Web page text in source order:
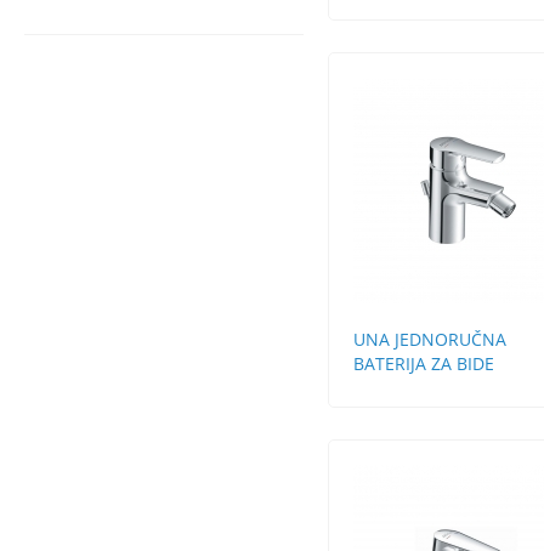
UNA JEDNORUČNA
BATERIJA ZA BIDE